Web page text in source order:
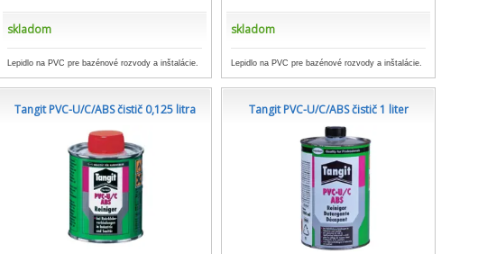
skladom
Lepidlo na PVC pre bazénové rozvody a inštalácie.
skladom
Lepidlo na PVC pre bazénové rozvody a inštalácie.
Tangit PVC-U/C/ABS čistič 0,125 litra Tangit PVC-U/C/ABS čistič 1 liter